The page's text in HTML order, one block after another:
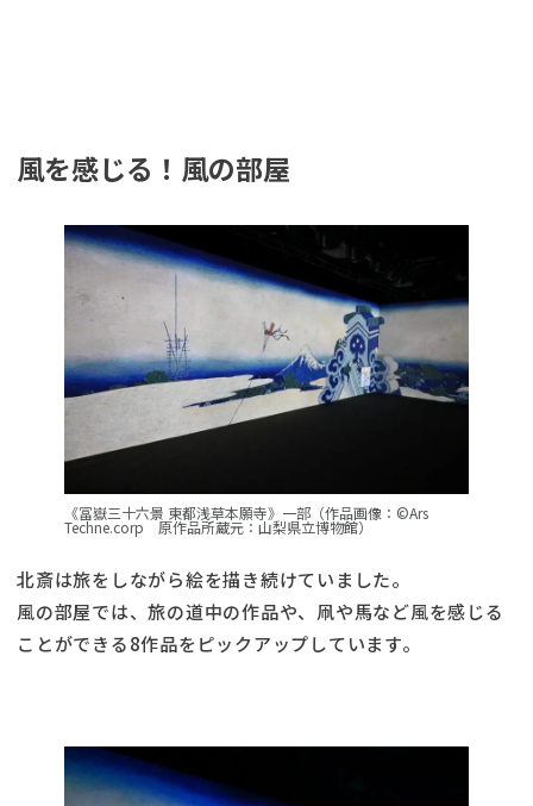
風を感じる！風の部屋
《冨嶽三十六景 東都浅草本願寺》一部（作品画像：©Ars
Techne.corp 原作品所蔵元：山梨県立博物館）
北斎は旅をしながら絵を描き続けていました。
風の部屋では、旅の道中の作品や、凧や馬など風を感じる
ことができる8作品をピックアップしています。